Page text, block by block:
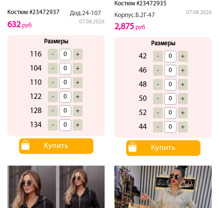
Костюм #23472937 Дод.24-107
07.08.2026
632руб
Размеры
116 - +
104 - +
110 - +
122 - +
128 - +
134 - +
Купить
Костюм #23472935
Корпус.Б.2Г-47
07.08.2026
2,875 руб
Размеры
42 - +
46 - +
48 - +
50 - +
52 - +
44 - +
Купить